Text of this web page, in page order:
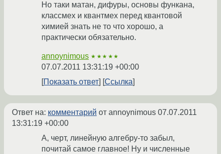
Но таки матан, дифуры, основы функана,
классмех и квантмех перед квантовой
химией знать не то что хорошо, а
практически обязательно.
annoynimous ★★★★★
07.07.2011 13:31:19 +00:00
Показать ответ
Ссылка
Ответ на: комментарий от annoynimous 07.07.2011
13:31:19 +00:00
А, черт, линейную алгебру-то забыл,
почитай самое главное! Ну и численные